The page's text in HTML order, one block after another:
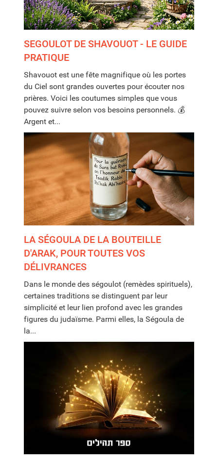
SEGOULOT DE SHAVOUOT - LE GUIDE
PRATIQUE
Shavouot est une fête magnifique où les portes
du Ciel sont grandes ouvertes pour écouter nos
prières. Voici les coutumes simples que vous
pouvez suivre selon vos besoins personnels. 💰
Argent et...
LA SÉGOULA DE LA BOUTEILLE
D'ARAK, POUR TOUTES VOS
DÉLIVRANCES
Dans le monde des ségoulot (remèdes spirituels),
certaines traditions se distinguent par leur
simplicité et leur lien profond avec les grandes
figures du judaïsme. Parmi elles, la Ségoula de
la...